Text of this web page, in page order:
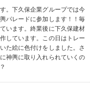
。下久保企業グループでは今
パレードに参加します！！毎
います。終業後に下久保建材
しています。この日はトレー
た絵に色付けをしました。さ
神輿に取り入れられていくの